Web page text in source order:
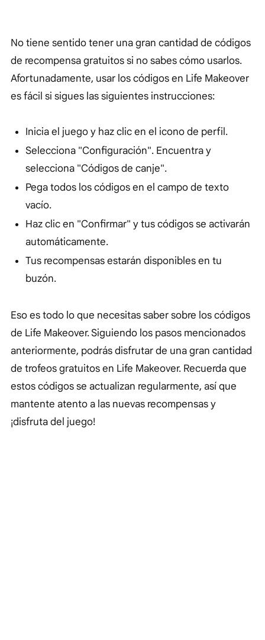
No tiene sentido tener una gran cantidad de códigos
de recompensa gratuitos si no sabes cómo usarlos.
Afortunadamente, usar los códigos en Life Makeover
es fácil si sigues las siguientes instrucciones:
Inicia el juego y haz clic en el icono de perfil.
Selecciona "Configuración". Encuentra y
selecciona "Códigos de canje".
Pega todos los códigos en el campo de texto
vacío.
Haz clic en "Confirmar" y tus códigos se activarán
automáticamente.
Tus recompensas estarán disponibles en tu
buzón.
Eso es todo lo que necesitas saber sobre los códigos
de Life Makeover. Siguiendo los pasos mencionados
anteriormente, podrás disfrutar de una gran cantidad
de trofeos gratuitos en Life Makeover. Recuerda que
estos códigos se actualizan regularmente, así que
mantente atento a las nuevas recompensas y
¡disfruta del juego!